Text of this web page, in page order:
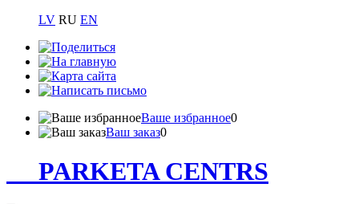
LV RU EN
Ваше избранное0
Ваш заказ0
PARKETA CENTRS